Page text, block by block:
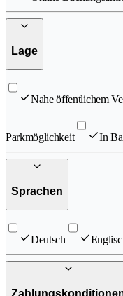
Lage
Nahe öffentlichem
Parkmöglichkeit In
Sprachen
Deutsch